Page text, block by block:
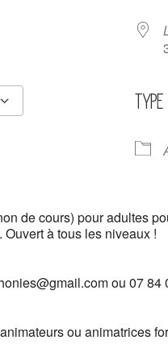
de cours) pour adultes
à tous les niveaux !
ou 07 84
ou animatrices